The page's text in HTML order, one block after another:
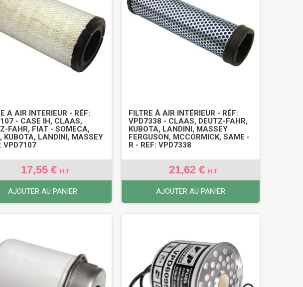
A AIR INTERIEUR - RÉF:
- CASE IH, CLAAS,
FAHR, FIAT - SOMECA,
KUBOTA, LANDINI, MASSEY
VPD7107
17,55 €H.T
AJOUTER AU PANIER
FILTRE À AIR INTÉRIEUR - RÉF:
VPD7338 - CLAAS, DEUTZ-FAHR,
KUBOTA, LANDINI, MASSEY
FERGUSON, MCCORMICK, SAME -
R - REF: VPD7338
21,62 €H.T
AJOUTER AU PANIER